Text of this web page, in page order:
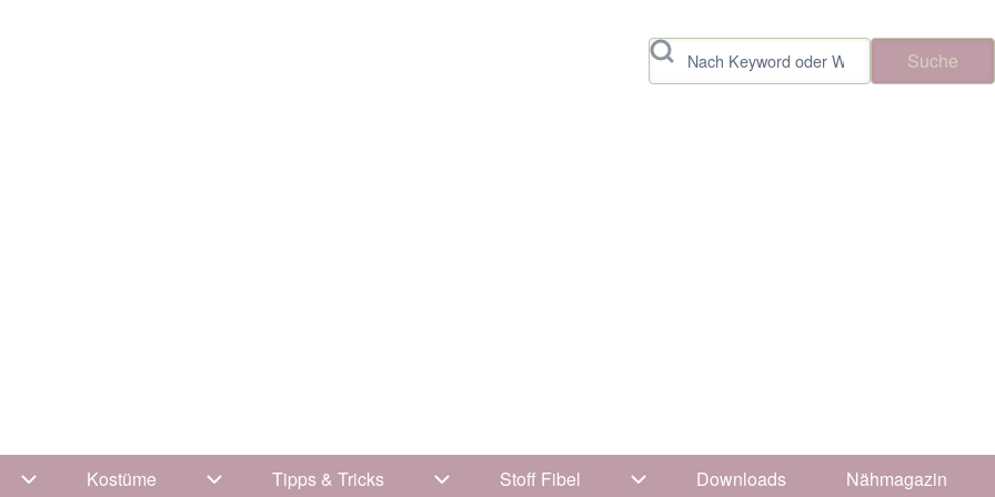
Suche
Unternavigation von Kleidung
Kostüme Unternavigation von Kostüme
Tipps & Tricks Unternavigation von Tipps & Tricks
Stoff Fibel Unternavigation von Stoff Fibel
Downloads Nähmagazin